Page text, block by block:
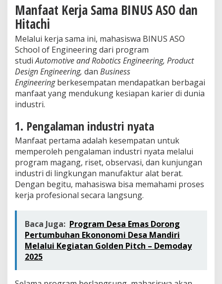
Manfaat Kerja Sama BINUS ASO dan
Hitachi
Melalui kerja sama ini, mahasiswa BINUS ASO
School of Engineering dari program
studiAutomotive and Robotics Engineering, Product
Design Engineering, dan Business
Engineeringberkesempatan mendapatkan berbagai
manfaat yang mendukung kesiapan karier di dunia
industri.
1. Pengalaman industri nyata
Manfaat pertama adalah kesempatan untuk
memperoleh pengalaman industri nyata melalui
program magang, riset, observasi, dan kunjungan
industri di lingkungan manufaktur alat berat.
Dengan begitu, mahasiswa bisa memahami proses
kerja profesional secara langsung.
Baca Juga: Program Desa Emas Dorong
Pertumbuhan Ekononomi Desa Mandiri
Melalui Kegiatan Golden Pitch – Demoday
2025